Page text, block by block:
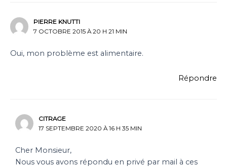
PIERRE KNUTTI
7 OCTOBRE 2015 À 20 H 21 MIN
Oui, mon problème est alimentaire.
Répondre
CITRAGE
17 SEPTEMBRE 2020 À 16 H 35 MIN
Cher Monsieur,
Nous vous avons répondu en privé par mail à ces